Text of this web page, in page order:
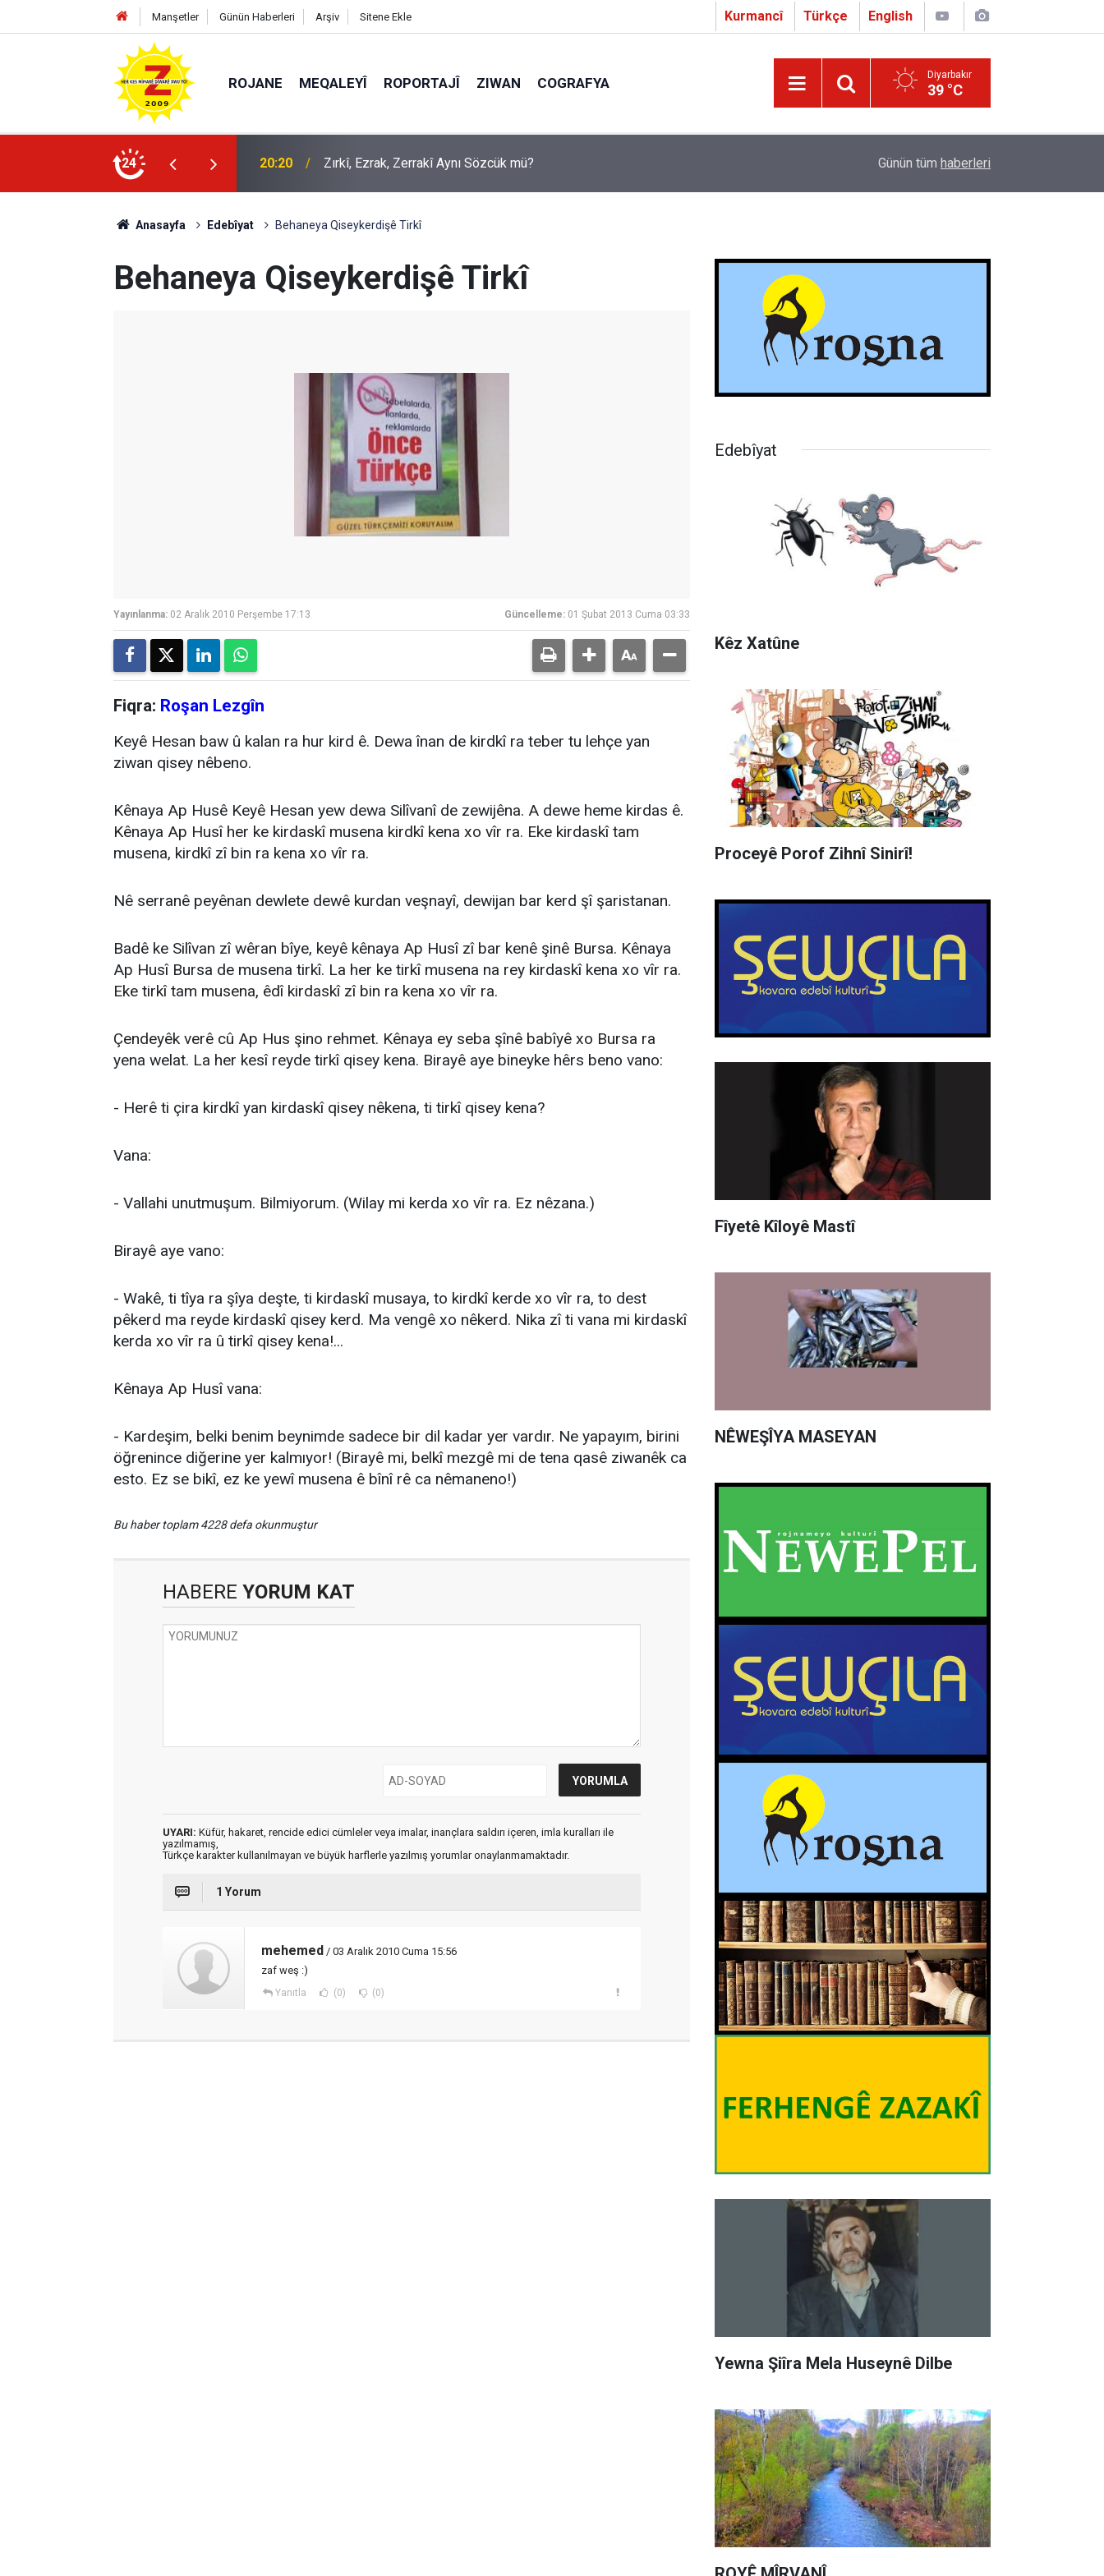
Manşetler Günün Haberleri Arşiv Sitene Ekle Kurmancî Türkçe English
ROJANE MEQALEYÎ ROPORTAJÎ ZIWAN COGRAFYA Diyarbakır
39 °C
24 09:56 Ji Zilma Partîzanan Nimûneyeka Piçûk Çapo 3. o Hîrakerde yê Ferhengê Zazakî-Tirkî
Günün tüm haberleri
Anasayfa Edebîyat Behaneya Qiseykerdişê Tirkî
Behaneya Qiseykerdişê Tirkî
Yayınlanma: 02 Aralık 2010 Perşembe 17:13 Güncelleme: 01 Şubat 2013 Cuma 03:33
Fiqra: Roşan Lezgîn
Keyê Hesan baw û kalan ra hur kird ê. Dewa înan de kirdkî ra teber tu lehçe yan
ziwan qisey nêbeno.
Kênaya Ap Husê Keyê Hesan yew dewa Silîvanî de zewijêna. A dewe heme kirdas ê.
Kênaya Ap Husî her ke kirdaskî musena kirdkî kena xo vîr ra. Eke kirdaskî tam
musena, kirdkî zî bin ra kena xo vîr ra.
Nê serranê peyênan dewlete dewê kurdan veşnayî, dewijan bar kerd şî şaristanan.
Badê ke Silîvan zî wêran bîye, keyê kênaya Ap Husî zî bar kenê şinê Bursa. Kênaya
Ap Husî Bursa de musena tirkî. La her ke tirkî musena na rey kirdaskî kena xo vîr ra.
Eke tirkî tam musena, êdî kirdaskî zî bin ra kena xo vîr ra.
Çendeyêk verê cû Ap Hus şino rehmet. Kênaya ey seba şînê babîyê xo Bursa ra
yena welat. La her kesî reyde tirkî qisey kena. Birayê aye bineyke hêrs beno vano:
- Herê ti çira kirdkî yan kirdaskî qisey nêkena, ti tirkî qisey kena?
Vana:
- Vallahi unutmuşum. Bilmiyorum. (Wilay mi kerda xo vîr ra. Ez nêzana.)
Birayê aye vano:
- Wakê, ti tîya ra şîya deşte, ti kirdaskî musaya, to kirdkî kerde xo vîr ra, to dest
pêkerd ma reyde kirdaskî qisey kerd. Ma vengê xo nêkerd. Nika zî ti vana mi kirdaskî
kerda xo vîr ra û tirkî qisey kena!...
Kênaya Ap Husî vana:
- Kardeşim, belki benim beynimde sadece bir dil kadar yer vardır. Ne yapayım, birini
öğrenince diğerine yer kalmıyor! (Birayê mi, belkî mezgê mi de tena qasê ziwanêk ca
esto. Ez se bikî, ez ke yewî musena ê bînî rê ca nêmaneno!)
Bu haber toplam 4228 defa okunmuştur
HABERE YORUM KAT
UYARI: Küfür, hakaret, rencide edici cümleler veya imalar, inançlara saldırı içeren, imla kuralları ile
yazılmamış,
Türkçe karakter kullanılmayan ve büyük harflerle yazılmış yorumlar onaylanmamaktadır.
1 Yorum
mehemed / 03 Aralık 2010 Cuma 15:56
zaf weş :)
Yanıtla (0) (0)
Edebîyat
Kêz Xatûne
Proceyê Porof Zihnî Sinirî!
Fîyetê Kîloyê Mastî
NÊWEŞÎYA MASEYAN
Yewna Şiîra Mela Huseynê Dilbe